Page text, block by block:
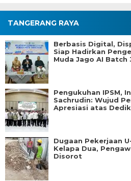
TANGERANG RAYA
Berbasis Digital,
Siap Hadirkan
Muda Jago AI Batch
Pengukuhan IPSM,
Sachrudin: Wujud
Apresiasi atas
Dugaan Pekerjaan
Kelapa Dua,
Disorot